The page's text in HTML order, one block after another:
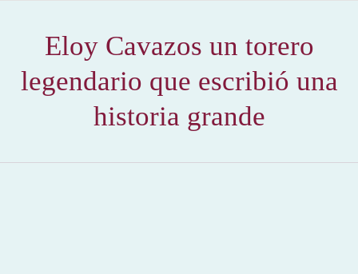
Eloy Cavazos un torero
legendario que escribió una
historia grande